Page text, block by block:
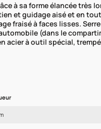
à sa forme élancée très
et guidage aisé et en
fraisé à faces lisses.
(dans le
acier à outil spécial,